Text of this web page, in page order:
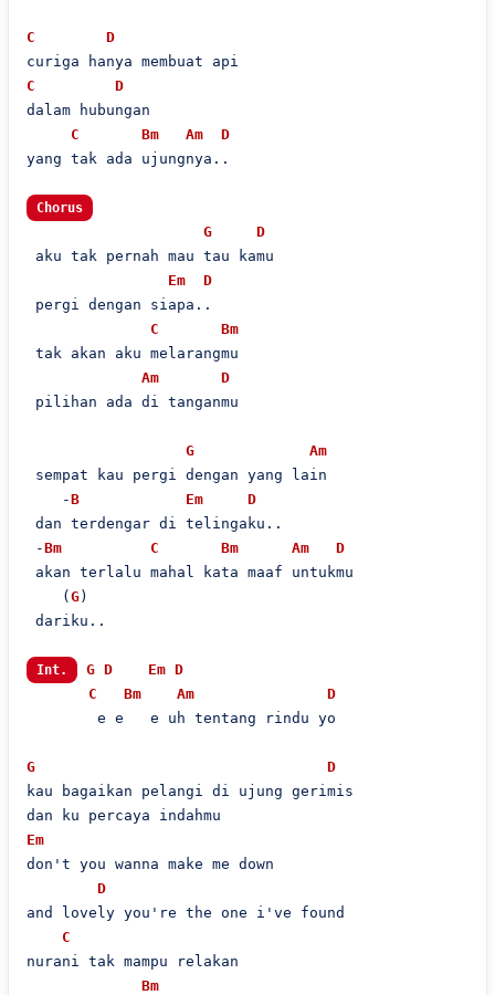
C
D
C
D
dalam hubungan
C
Bm Am
D
yang tak ada ujungnya..
Chorus
G
D
aku tak pernah mau tau kamu
Em
D
pergi dengan siapa..
C
Bm
tak akan aku melarangmu
Am
D
pilihan ada di tanganmu
G
Am
sempat kau pergi dengan yang lain
    -
B Em
D
dan terdengar di telingaku..
-Bm C Bm Am
D
akan terlalu mahal kata maaf untukmu
    (
G)
dariku..
Int. G D Em D
C
Bm Am
D
        e e   e uh tentang rindu yo
G
D
kau bagaikan pelangi di ujung gerimis
Em
don't you wanna make me down
D
and lovely you're the one i've found
C
nurani tak mampu relakan
Bm